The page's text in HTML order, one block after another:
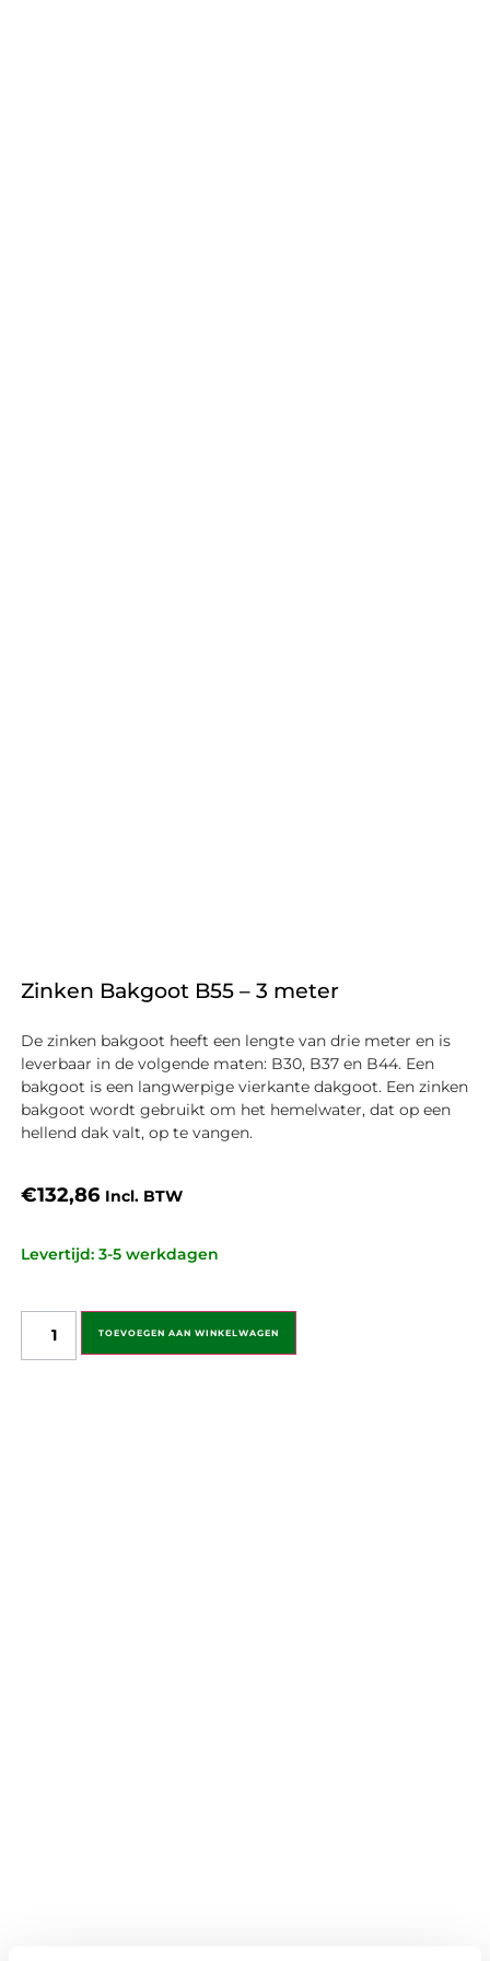
Zinken Bakgoot B55 – 3 meter
De zinken bakgoot heeft een lengte van drie meter en is
leverbaar in de volgende maten: B30, B37 en B44. Een
bakgoot is een langwerpige vierkante dakgoot. Een zinken
bakgoot wordt gebruikt om het hemelwater, dat op een
hellend dak valt, op te vangen.
€132,86 Incl. BTW
Levertijd: 3-5 werkdagen
TOEVOEGEN AAN WINKELWAGEN